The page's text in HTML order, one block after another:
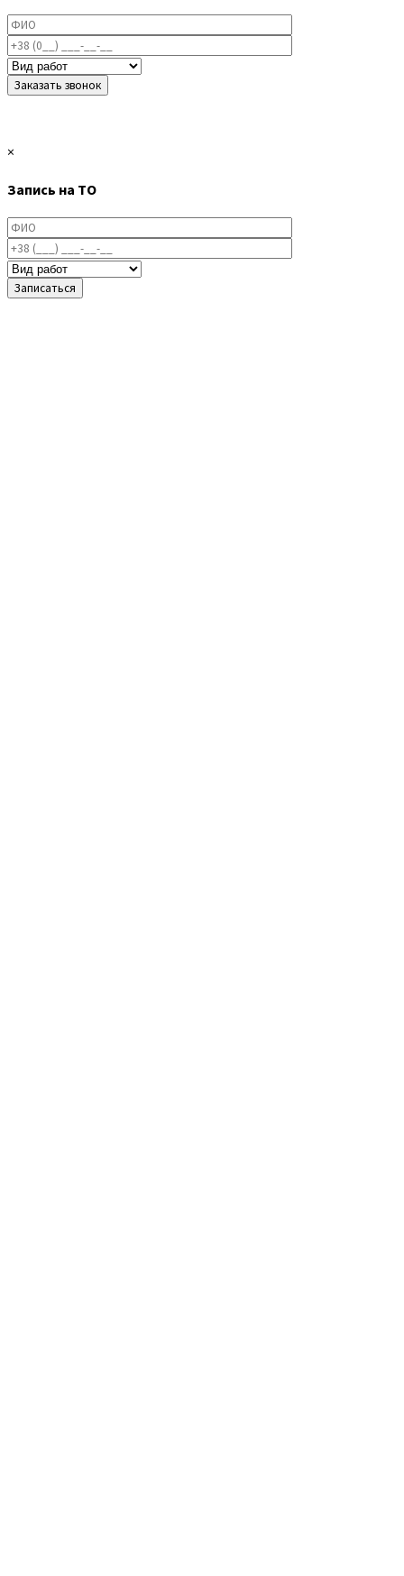
×
Запись на ТО